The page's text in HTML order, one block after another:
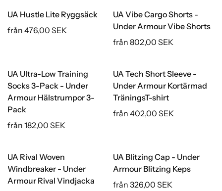
UA Hustle Lite Ryggsäck
från 476,00 SEK
UA Vibe Cargo Shorts -
Under Armour Vibe Shorts
från 802,00 SEK
UA Ultra-Low Training
Socks 3-Pack - Under
Armour Hälstrumpor 3-
Pack
från 182,00 SEK
UA Tech Short Sleeve -
Under Armour Kortärmad
TräningsT-shirt
från 402,00 SEK
UA Rival Woven
Windbreaker - Under
Armour Rival Vindjacka
UA Blitzing Cap - Under
Armour Blitzing Keps
från 326,00 SEK